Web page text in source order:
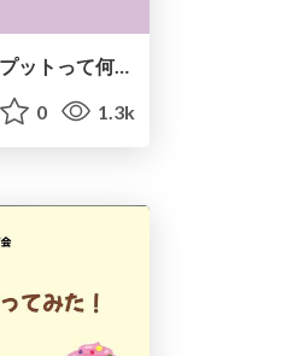
デブサミウーマン2023 アウトプットって何が良いの？
0 1.3k